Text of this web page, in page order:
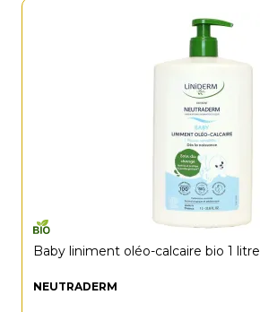
Baby liniment oléo-calcaire bio 1 litre
NEUTRADERM